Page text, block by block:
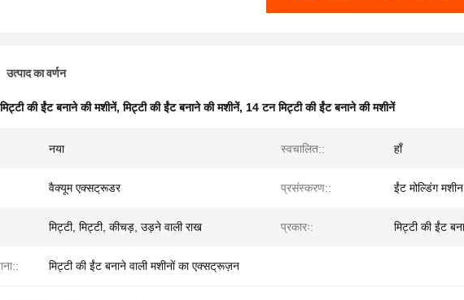
उत्पाद का वर्णन
की ईंट बनाने की मशीनें,मिट्टी की ईंट बनाने की मशीनें, 14 टन मिट्टी की ईंट बनाने की मशीनें
नया स्वचालित:: हाँ
वैक्यूम एक्सट्रूडर प्रसंस्करण:: ईंट मोल्डिंग मशीन
मिट्टी, मिट्टी, कीचड़, उड़ने वाली राख प्रकारः: मिट्टी की ईंट
मिट्टी की ईंट बनाने वाली मशीनों का एक्सट्रूज़न